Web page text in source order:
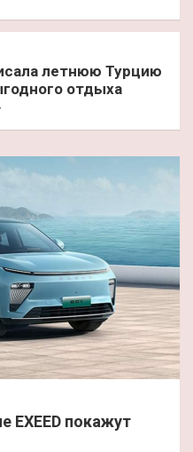
летнюю Турцию
отдыха
EXEED покажут